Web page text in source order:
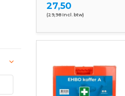
27,50
(29,98 Incl. btw)